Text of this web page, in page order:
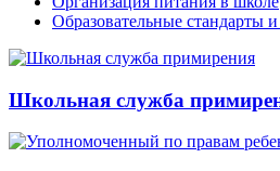
Образовательные стандарты
Школьная служба